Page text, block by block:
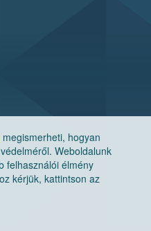
megismerheti, hogyan
Weboldalunk
felhasználói élmény
kérjük, kattintson az